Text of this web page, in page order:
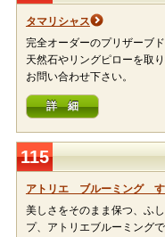
タマリシャス
完全オーダーのプリザーブ
天然石やリングピローを取
お問い合わせ下さい。
詳 細
115
アトリエ ブルーミング す
美しさをそのまま保つ、ふ
プ、アトリエブルーミング